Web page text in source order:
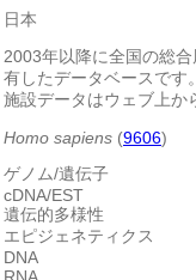
日本
2003年以降に全国の総
有したデータベースです
施設データはウェブ上か
Homo sapiens (9606)
ゲノム/遺伝子
cDNA/EST
遺伝的多様性
エピジェネティクス
DNA
RNA